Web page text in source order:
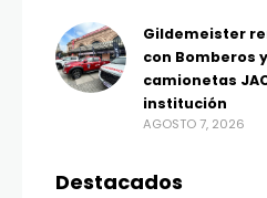
Gildemeister
con Bomberos
camionetas
institución
AGOSTO 7, 2026
Destacados